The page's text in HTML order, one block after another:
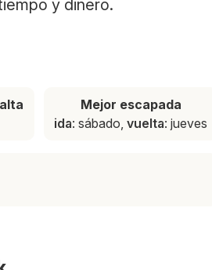
y dinero.
Mejor escapada
ida: sábado,vuelta: jueves